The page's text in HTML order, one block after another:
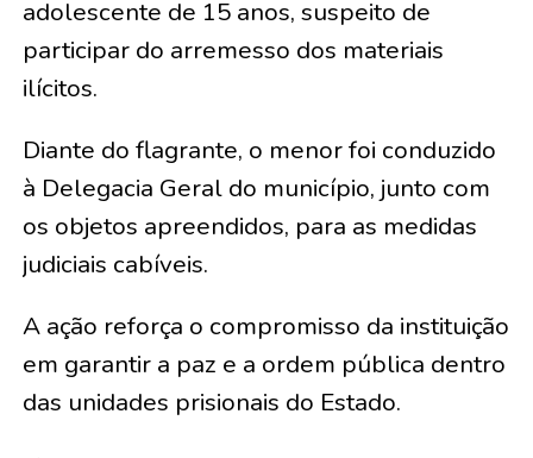
adolescente de 15 anos, suspeito de
participar do arremesso dos materiais
ilícitos.
Diante do flagrante, o menor foi conduzido
à Delegacia Geral do município, junto com
os objetos apreendidos, para as medidas
judiciais cabíveis.
A ação reforça o compromisso da instituição
em garantir a paz e a ordem pública dentro
das unidades prisionais do Estado.